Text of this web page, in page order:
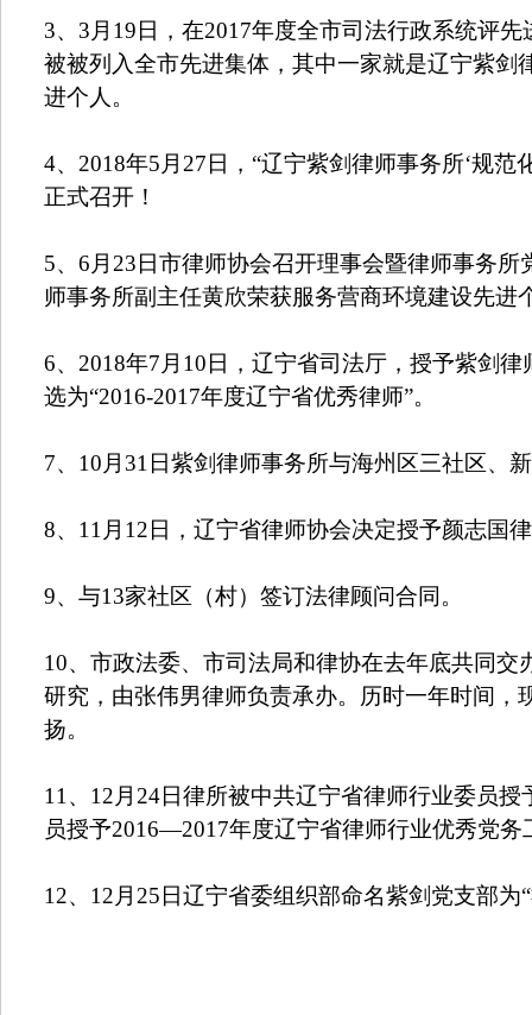
3、 3 月 19 日，在2017年度全市司法行政系统评
被被列入全市先进集体，其中一家就是辽宁紫
进个人。
4、 2018年5 月 27 日，“辽宁紫剑律师事务所‘规范
正式召开！
5、 6 月 23 日市律师协会召开理事会暨律师事务所
师事务所副主任黄欣荣获服务营商环境建设先
6、 2018年7 月 10 日，辽宁省司法厅，授予紫剑律
选为“2016-2017年度辽宁省优秀律师”。
7、 10 月 31 日紫剑律师事务所与海州区三社区、
8、 11 月 12 日，辽宁省律师协会决定授予颜志国
9、与13家社区（村）签订法律顾问合同。
10、市政法委、市司法局和律协在去年底共同
研究，由张伟男律师负责承办。历时一年时间
扬。
11 、 12 月 24日律所被中共辽宁省律师行业委员授
员授予2016—2017年度辽宁省律师行业优秀党务
12、 12 月 25 日辽宁省委组织部命名紫剑党支部